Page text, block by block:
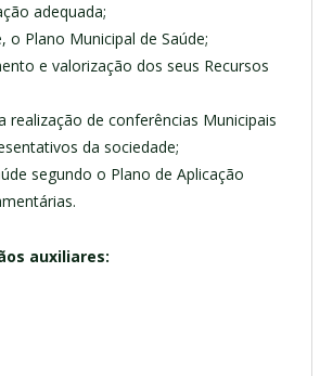
adequada;
o Plano Municipal de Saúde;
e valorização dos seus Recursos
de conferências Municipais
da sociedade;
segundo o Plano de Aplicação
auxiliares: